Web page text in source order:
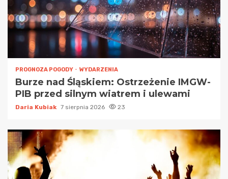
PROGNOZA POGODY WYDARZENIA
Burze nad Śląskiem: Ostrzeżenie IMGW-
PIB przed silnym wiatrem i ulewami
Daria Kubiak 7 sierpnia 2026 23